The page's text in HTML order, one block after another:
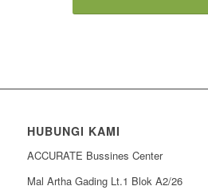
HUBUNGI KAMI
ACCURATE Bussines Center
Mal Artha Gading Lt.1 Blok A2/26